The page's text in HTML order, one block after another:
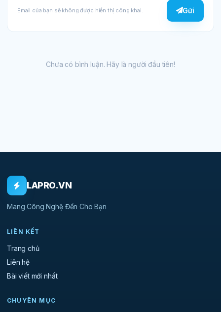
Email của bạn sẽ không được hiển thị công khai. Gửi
Chưa có bình luận. Hãy là người đầu tiên!
LAPRO.VN
Mang Công Nghệ Đến Cho Bạn
LIÊN KẾT
Trang chủ
Liên hệ
Bài viết mới nhất
CHUYÊN MỤC